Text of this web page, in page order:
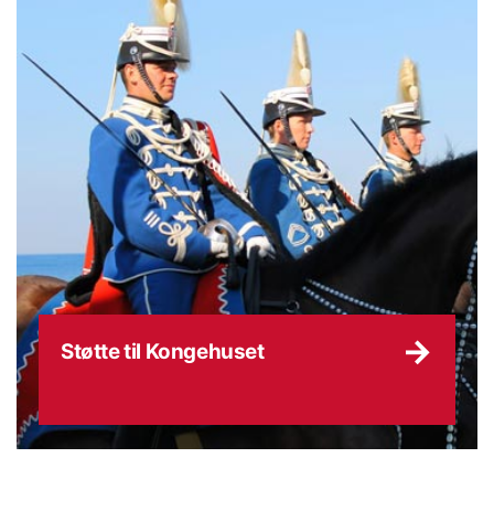
Støtte til Kongehuset